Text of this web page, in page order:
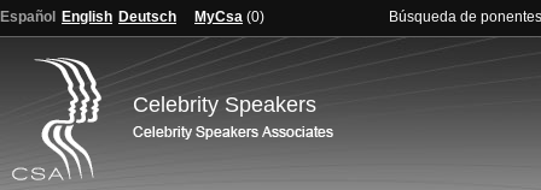
Español English Deutsch MyCsa (0) Búsqueda de ponentes
Celebrity Speakers